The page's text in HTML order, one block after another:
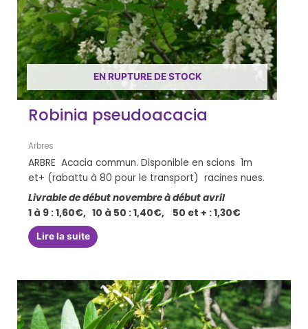
EN RUPTURE DE STOCK
Robinia pseudoacacia
Arbres
ARBRE Acacia commun. Disponible en scions 1m
et+ (rabattu à 80 pour le transport) racines nues.
Livrable de début novembre à début avril
1 à 9 : 1,60€, 10 à 50 : 1,40€, 50 et + : 1,30€
Lire la suite